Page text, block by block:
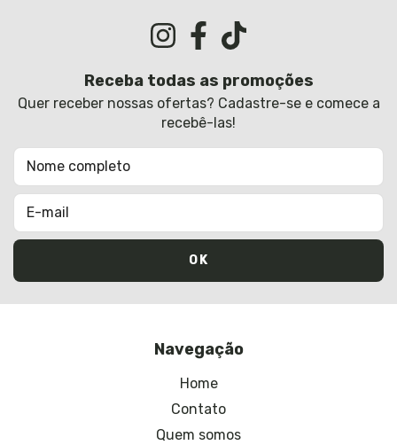
Receba todas as promoções
Quer receber nossas ofertas? Cadastre-se e comece a
recebê-las!
Navegação
Home
Contato
Quem somos